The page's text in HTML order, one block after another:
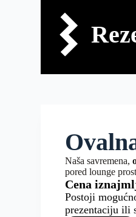
Naša savremena,
pored lounge
Cena
Postoji
prezentaciju ili